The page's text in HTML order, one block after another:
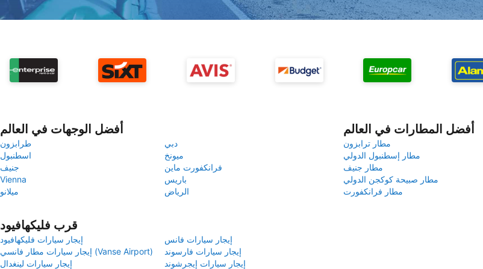
أفضل الوجهات في العالم
طرابزون
دبي
اسطنبول
ميونخ
جنيف
فرانكفورت ماين
Vienna
باريس
ميلانو
الرياض
أفضل المطارات في العالم
مطار ترابزون
مطار إسطنبول الدولي
مطار جنيف
مطار صبيحة كوكجن الدولي
مطار فرانكفورت
قرب فليكهافيود
إيجار سيارات فليكهافيود
إيجار سيارات فانس
إيجار سيارات مطار فانسي (Vanse Airport)
إيجار سيارات فارسوند
إيجار سيارات لينغدال
إيجار سيارات إيجرشوند